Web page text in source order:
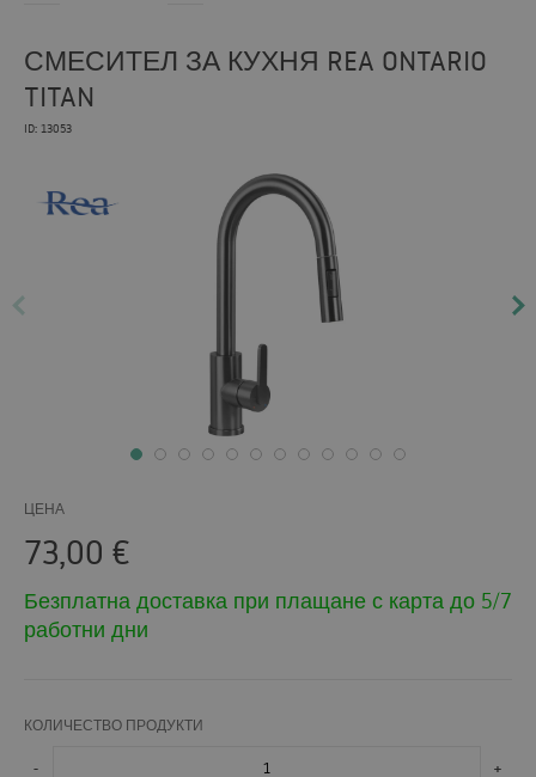
СМЕСИТЕЛ ЗА КУХНЯ REA ONTARIO
TITAN
ID: 13053
ЦЕНА
73,00 €
Безплатна доставка при плащане с карта до 5/7
работни дни
КОЛИЧЕСТВО ПРОДУКТИ
- +